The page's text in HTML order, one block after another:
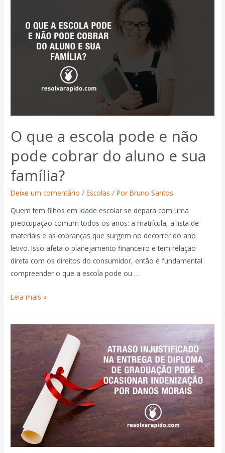
O que a escola pode e não
pode cobrar do aluno e sua
família?
Deixe um comentário /Escolas / PorBruno Santos
Quem tem filhos em idade escolar se depara com uma
preocupação comum todos os anos: a matrícula, a lista de
materiais e as cobranças que surgem no decorrer do ano
letivo. Isso afeta o planejamento financeiro e tem relação
direta com os direitos do consumidor, então é fundamental
compreender o que a escola pode ou …
Leia mais »